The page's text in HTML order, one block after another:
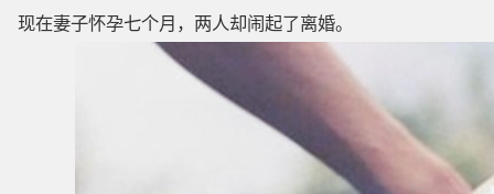
现在妻子怀孕七个月，两人却闹起了离婚。